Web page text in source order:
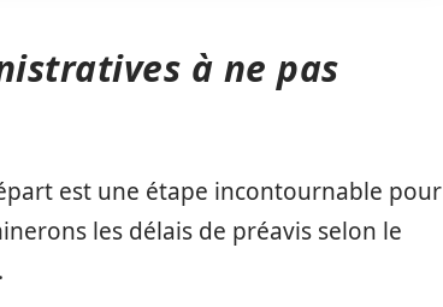
à ne pas
est une étape incontournable pour
les délais de préavis selon le